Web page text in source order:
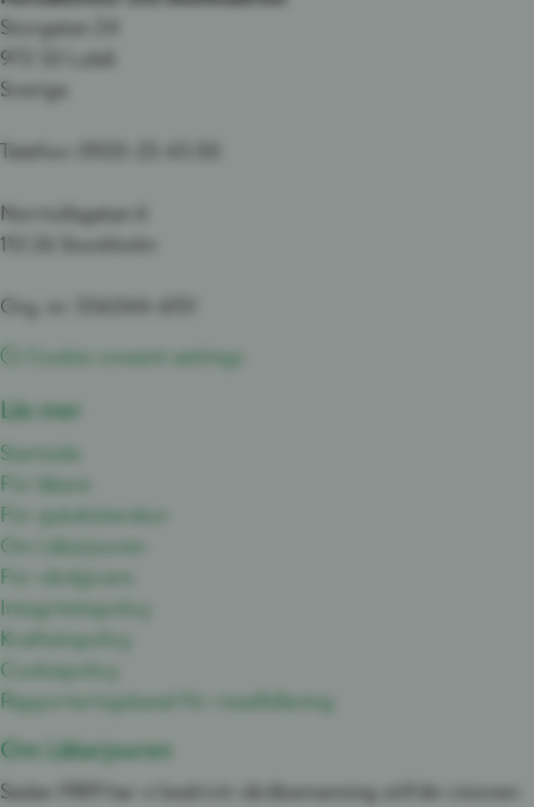
Storgatan 24
972 32 Luleå
Sverige
Telefon: 0920-25 43 00
Norrtullsgatan 6
113 26 Stockholm
Org. nr: 556344-6151
Cookie consent settings
Läs mer
Startsida
För läkare
För sjuksköterskor
Om Läkarjouren
För vårdgivare
Integritetspolicy
Kvalitetspolicy
Cookiepolicy
Rapporteringskanal för visselblåsning
Om Läkarjouren
Sedan 1989 har vi bedrivit vårdbemanning utifrån visionen